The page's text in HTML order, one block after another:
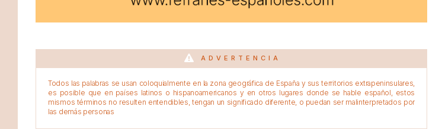
ADVERTENCIA
Todos las palabras se usan coloquialmente en la zona geográfica de España y sus territorios extrapeninsulares,
es posible que en países latinos o hispanoamericanos y en otros lugares donde se hable español, estos
mismos términos no resulten entendibles, tengan un significado diferente, o puedan ser malinterpretados por
las demás personas